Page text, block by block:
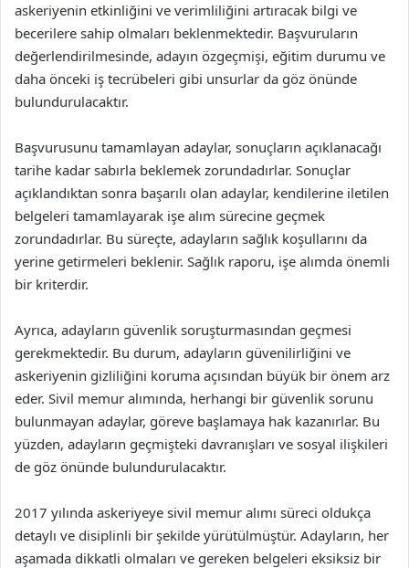
askeriyenin etkinliğini ve verimliliğini artıracak bilgi ve
becerilere sahip olmaları beklenmektedir. Başvuruların
değerlendirilmesinde, adayın özgeçmişi, eğitim durumu ve
daha önceki iş tecrübeleri gibi unsurlar da göz önünde
bulundurulacaktır.
Başvurusunu tamamlayan adaylar, sonuçların açıklanacağı
tarihe kadar sabırla beklemek zorundadırlar. Sonuçlar
açıklandıktan sonra başarılı olan adaylar, kendilerine iletilen
belgeleri tamamlayarak işe alım sürecine geçmek
zorundadırlar. Bu süreçte, adayların sağlık koşullarını da
yerine getirmeleri beklenir. Sağlık raporu, işe alımda önemli
bir kriterdir.
Ayrıca, adayların güvenlik soruşturmasından geçmesi
gerekmektedir. Bu durum, adayların güvenilirliğini ve
askeriyenin gizliliğini koruma açısından büyük bir önem arz
eder. Sivil memur alımında, herhangi bir güvenlik sorunu
bulunmayan adaylar, göreve başlamaya hak kazanırlar. Bu
yüzden, adayların geçmişteki davranışları ve sosyal ilişkileri
de göz önünde bulundurulacaktır.
2017 yılında askeriyeye sivil memur alımı süreci oldukça
detaylı ve disiplinli bir şekilde yürütülmüştür. Adayların, her
aşamada dikkatli olmaları ve gereken belgeleri eksiksiz bir